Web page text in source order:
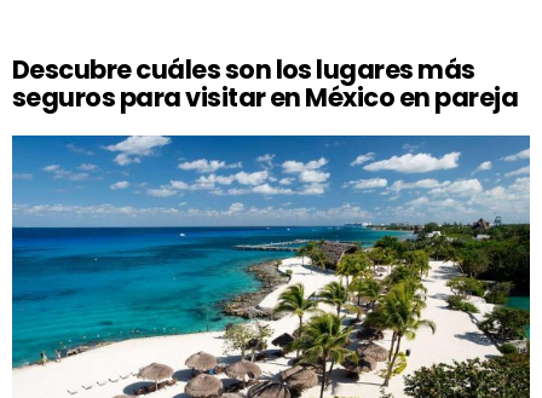
Descubre cuáles son los lugares más
seguros para visitar en México en pareja